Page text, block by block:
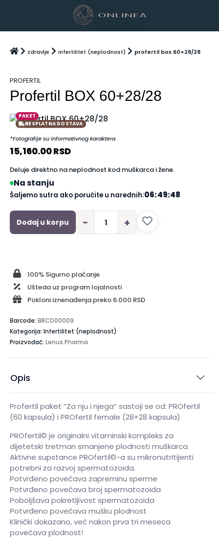
zdravlje infertilitet (neplodnost) profertil box 60+28/28
PROFERTIL
Profertil BOX 60+28/28
PAKET
BESPLATNA DOSTAVA
*Fotografije su informativnog karaktera
15,160.00RSD
Deluje direktno na neplodnost kod muškarca i žene.
Na stanju
Šaljemo sutra ako poručite u narednih:06:49:48
− +
Dodaj u korpu
100% Sigurno plaćanje
Ušteda uz program lojalnosti
Pokloni iznenađenja preko 6.000 RSD
Barcode: BRCD00009
Kategorija: Infertilitet (neplodnost)
Proizvođač: Lenus Pharma
Opis
Profertil paket “Za nju i njega” sastoji se od: PROfertil
(60 kapsula) i PROfertil female (28+28 kapsula)
PROfertil© je originalni vitaminski kompleks za
dijetetski tretman smanjene plodnosti muškarca.
Aktivne supstance PROfertil©-a su mikronutritijenti
potrebni za razvoj spermatozoida.
Potvrđeno povećava zapreminu sperme
Potvrđeno povećava broj spermatozoida
Poboljšava pokretljivost spermatozoida
Potvrđeno povećava mušku plodnost
Klinički dokazano, već nakon prva tri meseca
povećava plodnost!